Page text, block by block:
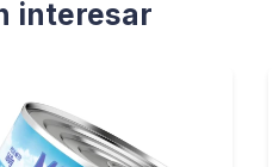
interesar